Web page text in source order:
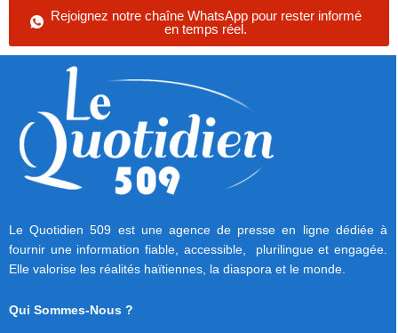
Rejoignez notre chaîne WhatsApp pour rester informé
en temps réel.
Le Quotidien 509 est une agence de presse en ligne dédiée à
fournir une information fiable, accessible, plurilingue et engagée.
Elle valorise les réalités haïtiennes, la diaspora et le monde.
Qui Sommes-Nous ?